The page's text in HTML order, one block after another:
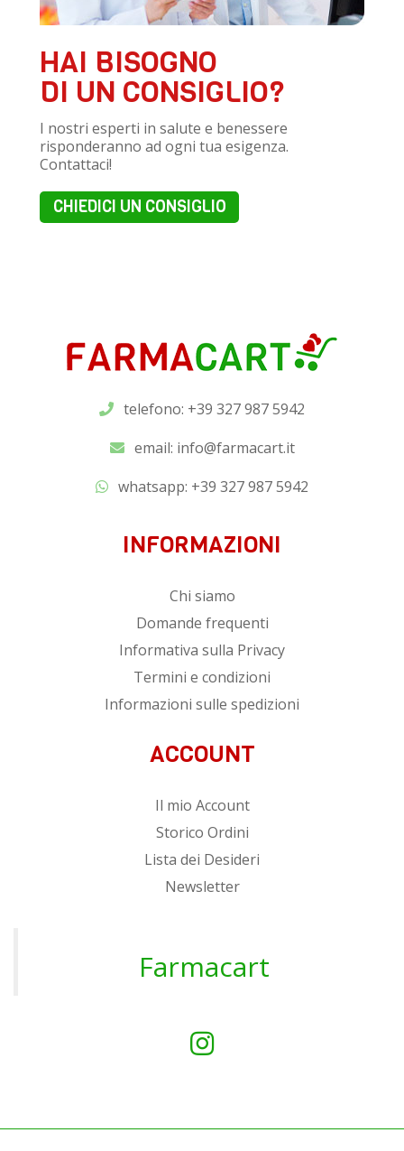
HAI BISOGNO
DI UN CONSIGLIO?
I nostri esperti in salute e benessere
risponderanno ad ogni tua esigenza.
Contattaci!
CHIEDICI UN CONSIGLIO
telefono: +39 327 987 5942
email: info@farmacart.it
whatsapp: +39 327 987 5942
INFORMAZIONI
Chi siamo
Domande frequenti
Informativa sulla Privacy
Termini e condizioni
Informazioni sulle spedizioni
ACCOUNT
Il mio Account
Storico Ordini
Lista dei Desideri
Newsletter
Farmacart